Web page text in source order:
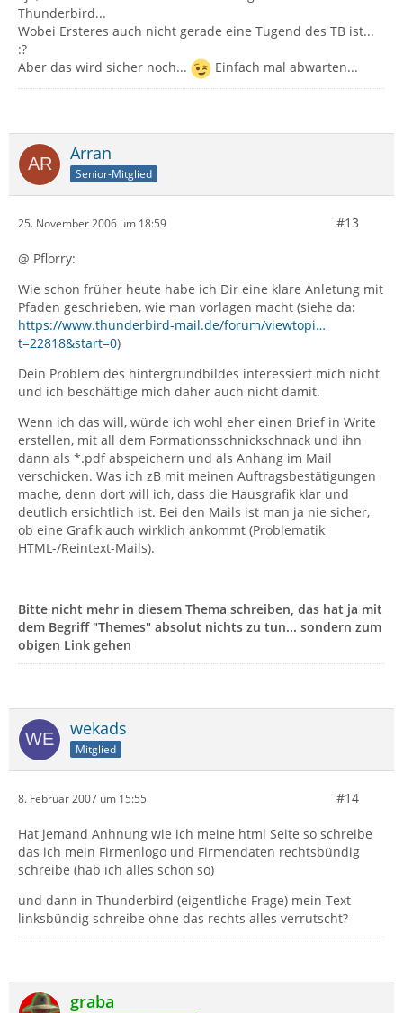
Thunderbird...
Wobei Ersteres auch nicht gerade eine Tugend des TB ist...
:?
Aber das wird sicher noch...
Einfach mal abwarten...
Arran
Senior-Mitglied
25. November 2006 um 18:59 #13
@ Pflorry:
Wie schon früher heute habe ich Dir eine klare Anletung mit
Pfaden geschrieben, wie man vorlagen macht (siehe da:
https://www.thunderbird-mail.de/forum/viewtopi…
t=22818&start=0)
Dein Problem des hintergrundbildes interessiert mich nicht
und ich beschäftige mich daher auch nicht damit.
Wenn ich das will, würde ich wohl eher einen Brief in Write
erstellen, mit all dem Formationsschnickschnack und ihn
dann als *.pdf abspeichern und als Anhang im Mail
verschicken. Was ich zB mit meinen Auftragsbestätigungen
mache, denn dort will ich, dass die Hausgrafik klar und
deutlich ersichtlich ist. Bei den Mails ist man ja nie sicher,
ob eine Grafik auch wirklich ankommt (Problematik
HTML-/Reintext-Mails).
Bitte nicht mehr in diesem Thema schreiben, das hat ja mit
dem Begriff "Themes" absolut nichts zu tun... sondern zum
obigen Link gehen
wekads
Mitglied
8. Februar 2007 um 15:55 #14
Hat jemand Anhnung wie ich meine html Seite so schreibe
das ich mein Firmenlogo und Firmendaten rechtsbündig
schreibe (hab ich alles schon so)
und dann in Thunderbird (eigentliche Frage) mein Text
linksbündig schreibe ohne das rechts alles verrutscht?
graba